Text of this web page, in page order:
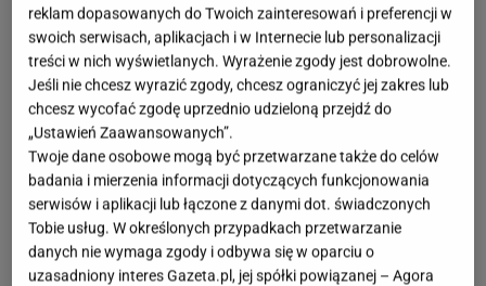
reklam dopasowanych do Twoich zainteresowań i preferencji w
swoich serwisach, aplikacjach i w Internecie lub personalizacji
treści w nich wyświetlanych. Wyrażenie zgody jest dobrowolne.
Jeśli nie chcesz wyrazić zgody, chcesz ograniczyć jej zakres lub
chcesz wycofać zgodę uprzednio udzieloną przejdź do
„Ustawień Zaawansowanych”.
Twoje dane osobowe mogą być przetwarzane także do celów
badania i mierzenia informacji dotyczących funkcjonowania
serwisów i aplikacji lub łączone z danymi dot. świadczonych
Tobie usług. W określonych przypadkach przetwarzanie
danych nie wymaga zgody i odbywa się w oparciu o
uzasadniony interes Gazeta.pl, jej spółki powiązanej – Agora